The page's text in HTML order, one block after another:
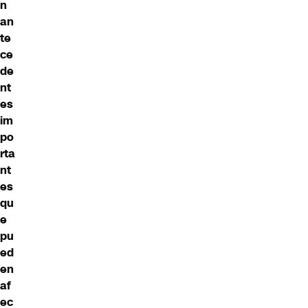
n
an
te
ce
de
nt
es
im
po
rta
nt
es
qu
e
pu
ed
en
af
ec